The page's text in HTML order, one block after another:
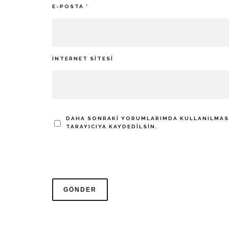
E-POSTA *
İNTERNET SITESI
DAHA SONRAKI YORUMLARIMDA
TARAYICIYA KAYDEDILSIN.